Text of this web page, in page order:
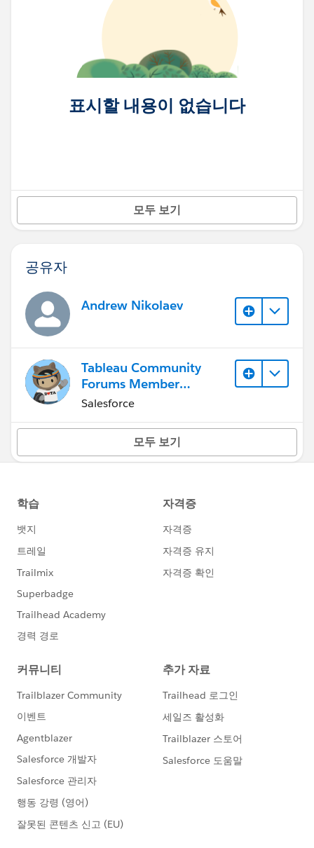
표시할 내용이 없습니다
모두 보기
공유자
Andrew Nikolaev
Tableau Community
Forums Member
(Inactive)
Salesforce
모두 보기